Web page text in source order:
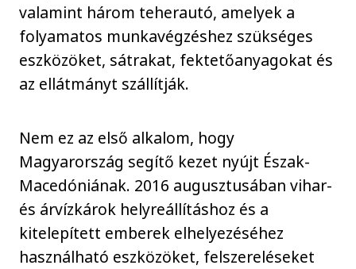
valamint három teherautó, amelyek a
folyamatos munkavégzéshez szükséges
eszközöket, sátrakat, fektetőanyagokat és
az ellátmányt szállítják.
Nem ez az első alkalom, hogy
Magyarország segítő kezet nyújt Észak-
Macedóniának. 2016 augusztusában vihar-
és árvízkárok helyreállításhoz és a
kitelepített emberek elhelyezéséhez
használható eszközöket, felszereléseket